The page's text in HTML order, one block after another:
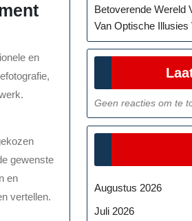
en
gewenste
en
vertellen.
Betoverende Wereld
Van Optische Illusies
Geen reacties om te
Augustus 2026
Juli 2026